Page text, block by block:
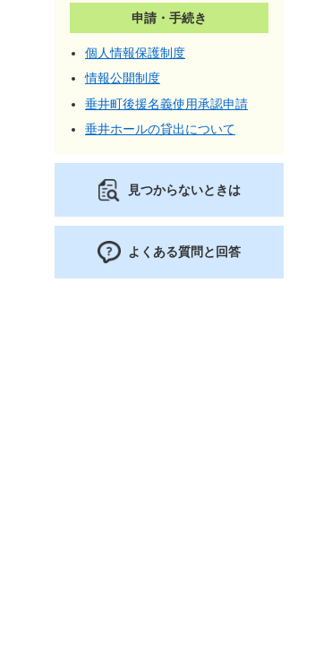
申請・手続き
個人情報保護制度
情報公開制度
垂井町後援名義使用承認申請
垂井ホールの貸出について
見つからないときは
よくある質問と回答